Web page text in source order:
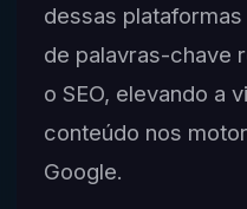
dessas
de palavras-chave
o SEO, elevando a
conteúdo nos
Google.